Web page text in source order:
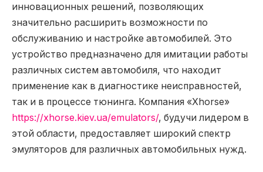
инновационных решений, позволяющих
значительно расширить возможности по
обслуживанию и настройке автомобилей. Это
устройство предназначено для имитации работы
различных систем автомобиля, что находит
применение как в диагностике неисправностей,
так и в процессе тюнинга. Компания «Xhorse»
https://xhorse.kiev.ua/emulators/, будучи лидером в
этой области, предоставляет широкий спектр
эмуляторов для различных автомобильных нужд.